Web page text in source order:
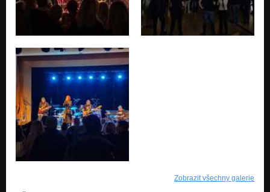
Zobrazit všechny galerie